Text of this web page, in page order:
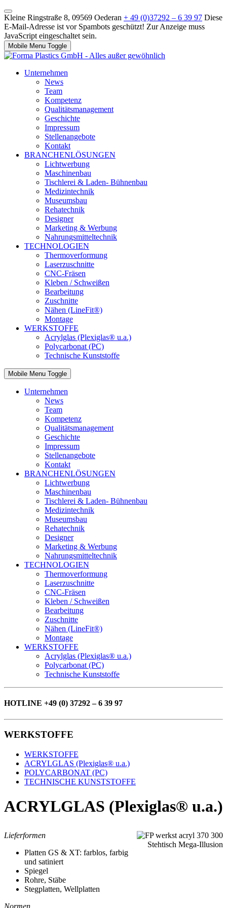
Kleine Ringstraße 8, 09569 Oederan + 49 (0)37292 – 6 39 97 Diese
E-Mail-Adresse ist vor Spambots geschützt! Zur Anzeige muss
JavaScript eingeschaltet sein.
Mobile Menu Toggle
Unternehmen
News
Team
Kompetenz
Qualitätsmanagement
Geschichte
Impressum
Stellenangebote
Kontakt
BRANCHENLÖSUNGEN
Lichtwerbung
Maschinenbau
Tischlerei & Laden- Bühnenbau
Medizintechnik
Museumsbau
Rehatechnik
Designer
Marketing & Werbung
Nahrungsmitteltechnik
TECHNOLOGIEN
Thermoverformung
Laserzuschnitte
CNC-Fräsen
Kleben / Schweißen
Bearbeitung
Zuschnitte
Nähen (LineFit®)
Montage
WERKSTOFFE
Acrylglas (Plexiglas® u.a.)
Polycarbonat (PC)
Technische Kunststoffe
Mobile Menu Toggle
Unternehmen
News
Team
Kompetenz
Qualitätsmanagement
Geschichte
Impressum
Stellenangebote
Kontakt
BRANCHENLÖSUNGEN
Lichtwerbung
Maschinenbau
Tischlerei & Laden- Bühnenbau
Medizintechnik
Museumsbau
Rehatechnik
Designer
Marketing & Werbung
Nahrungsmitteltechnik
TECHNOLOGIEN
Thermoverformung
Laserzuschnitte
CNC-Fräsen
Kleben / Schweißen
Bearbeitung
Zuschnitte
Nähen (LineFit®)
Montage
WERKSTOFFE
Acrylglas (Plexiglas® u.a.)
Polycarbonat (PC)
Technische Kunststoffe
HOTLINE +49 (0) 37292 – 6 39 97
WERKSTOFFE
WERKSTOFFE
ACRYLGLAS (Plexiglas® u.a.)
POLYCARBONAT (PC)
TECHNISCHE KUNSTSTOFFE
ACRYLGLAS (Plexiglas® u.a.)
Stehtisch Mega-Illusion
Lieferformen
Platten GS & XT: farblos, farbig
und satiniert
Spiegel
Rohre, Stäbe
Stegplatten, Wellplatten